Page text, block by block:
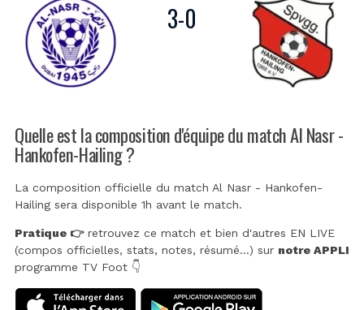
3-0
Quelle est la composition d'équipe du match Al Nasr -
Hankofen-Hailing ?
La composition officielle du match Al Nasr - Hankofen-
Hailing sera disponible 1h avant le match.
Pratique 👉retrouvez ce match et bien d'autres EN LIVE
(compos officielles, stats, notes, résumé...) sur notre APPLI
programme TV Foot 👇